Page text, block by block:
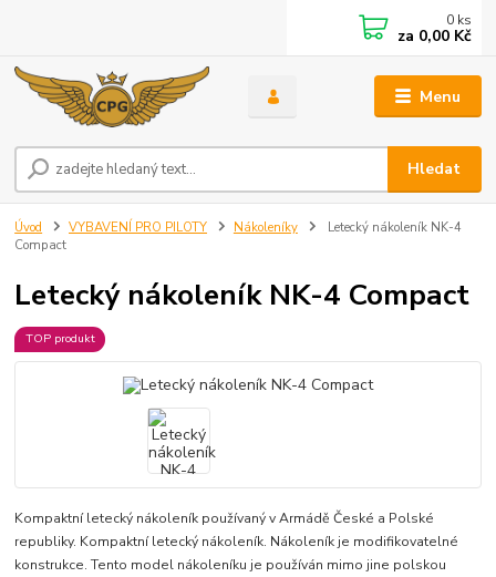
Menu
Hledat
0 ks
za 0,00 Kč
Úvod VYBAVENÍ PRO PILOTY Nákoleníky
Letecký nákoleník NK-4
Compact
Letecký nákoleník NK-4 Compact
TOP produkt
Kompaktní letecký nákoleník používaný v Armádě České a Polské
republiky. Kompaktní letecký nákoleník. Nákoleník je modifikovatelné
konstrukce. Tento model nákoleníku je používán mimo jine polskou